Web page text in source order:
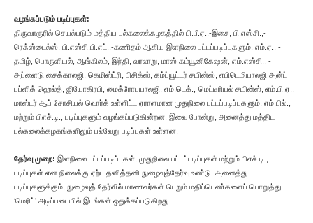
வழங்கப்படும் படிப்புகள்:
திருவாரூரில் செயல்படும் மத்திய பல்கலைக்கழகத்தில் பி.பீ.ஏ.,-இசை, பி.எஸ்சி.,-
ரெக்ஸ்டைல்ஸ், பி.எஸ்சி.பி.எட்.,-கணிதம் ஆகிய இளநிலை பட்டப்படிப்புகளும், எம்.ஏ., -
தமிழ், பொருளியல், ஆங்கிலம், இந்தி, வரலாறு, மாஸ் கம்யூனிகேஷன், எம்.எஸ்சி., -
அப்ளைடு சைக்காலஜி, கெமிஸ்ட்ரி, பிசிக்ஸ், கம்ப்யூட்டர் சயின்ஸ், எபிடெமியாலஜி அன்ட்
பப்ளிக் ஹெல்த், ஜியோகிரபி, மைக்ரோபயாலஜி, எம்.டெக்.,-மெட்டீரியல் சயின்ஸ், எம்.பி.ஏ.,
மாஸ்டர் ஆப் சோசியல் வொர்க் உள்ளிட்ட ஏராளமான முதுநிலை பட்டப்படிப்புகளும், எம்.பில்.,
மற்றும் பிஎச்.டி., படிப்புகளும் வழங்கப்படுகின்றன. இவை போன்று, அனைத்து மத்திய
பல்கலைக்கழகங்களிலும் பல்வேறு படிப்புகள் உள்ளன.
தேர்வு முறை: இளநிலை பட்டப்படிப்புகள், முதுநிலை பட்டப்படிப்புகள் மற்றும் பிஎச்.டி.,
படிப்புகள் என நிலைக்கு ஏற்ப தனித்தனி நுழைவுத்தேர்வு உண்டு. அனைத்து
படிப்புகளுக்கும், நுழைவுத் தேர்வில் மாணவர்கள் பெறும் மதிப்பெண்களைப் பொறுத்து
‘மெரிட்’ அடிப்படையில் இடங்கள் ஒதுக்கப்படுகிறது.